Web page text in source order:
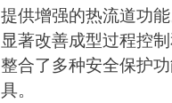
提供增强的热流道功能
显著改善成型过程控制
整合了多种安全保护
具。